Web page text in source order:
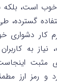
است،
گسترده،
کار دشواری
نیاز به
مثبت
و رمز ارز